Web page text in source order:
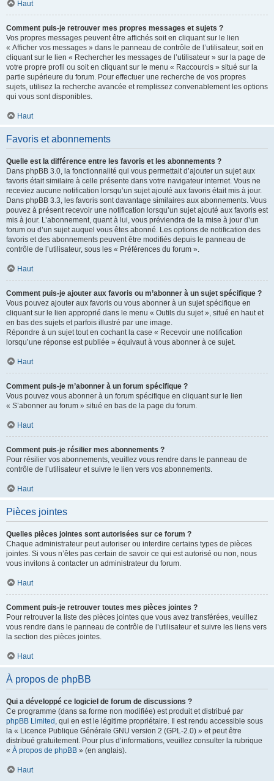
Haut
Comment puis-je retrouver mes propres messages et sujets ?
Vos propres messages peuvent être affichés soit en cliquant sur le lien
« Afficher vos messages » dans le panneau de contrôle de l’utilisateur, soit en
cliquant sur le lien « Rechercher les messages de l’utilisateur » sur la page de
votre propre profil ou soit en cliquant sur le menu « Raccourcis » situé sur la
partie supérieure du forum. Pour effectuer une recherche de vos propres
sujets, utilisez la recherche avancée et remplissez convenablement les options
qui vous sont disponibles.
Haut
Favoris et abonnements
Quelle est la différence entre les favoris et les abonnements ?
Dans phpBB 3.0, la fonctionnalité qui vous permettait d’ajouter un sujet aux
favoris était similaire à celle présente dans votre navigateur internet. Vous ne
receviez aucune notification lorsqu’un sujet ajouté aux favoris était mis à jour.
Dans phpBB 3.3, les favoris sont davantage similaires aux abonnements. Vous
pouvez à présent recevoir une notification lorsqu’un sujet ajouté aux favoris est
mis à jour. L’abonnement, quant à lui, vous préviendra de la mise à jour d’un
forum ou d’un sujet auquel vous êtes abonné. Les options de notification des
favoris et des abonnements peuvent être modifiés depuis le panneau de
contrôle de l’utilisateur, sous les « Préférences du forum ».
Haut
Comment puis-je ajouter aux favoris ou m’abonner à un sujet spécifique ?
Vous pouvez ajouter aux favoris ou vous abonner à un sujet spécifique en
cliquant sur le lien approprié dans le menu « Outils du sujet », situé en haut et
en bas des sujets et parfois illustré par une image.
Répondre à un sujet tout en cochant la case « Recevoir une notification
lorsqu’une réponse est publiée » équivaut à vous abonner à ce sujet.
Haut
Comment puis-je m’abonner à un forum spécifique ?
Vous pouvez vous abonner à un forum spécifique en cliquant sur le lien
« S’abonner au forum » situé en bas de la page du forum.
Haut
Comment puis-je résilier mes abonnements ?
Pour résilier vos abonnements, veuillez vous rendre dans le panneau de
contrôle de l’utilisateur et suivre le lien vers vos abonnements.
Haut
Pièces jointes
Quelles pièces jointes sont autorisées sur ce forum ?
Chaque administrateur peut autoriser ou interdire certains types de pièces
jointes. Si vous n’êtes pas certain de savoir ce qui est autorisé ou non, nous
vous invitons à contacter un administrateur du forum.
Haut
Comment puis-je retrouver toutes mes pièces jointes ?
Pour retrouver la liste des pièces jointes que vous avez transférées, veuillez
vous rendre dans le panneau de contrôle de l’utilisateur et suivre les liens vers
la section des pièces jointes.
Haut
À propos de phpBB
Qui a développé ce logiciel de forum de discussions ?
Ce programme (dans sa forme non modifiée) est produit et distribué par
phpBB Limited , qui en est le légitime propriétaire. Il est rendu accessible sous
la « Licence Publique Générale GNU version 2 (GPL-2.0) » et peut être
distribué gratuitement. Pour plus d’informations, veuillez consulter la rubrique
« À propos de phpBB » (en anglais).
Haut